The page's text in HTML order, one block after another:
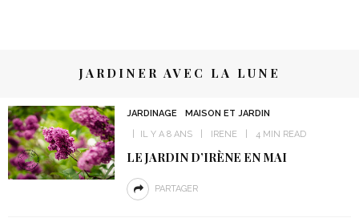
JARDINER AVEC LA LUNE
JARDINAGE
MAISON ET JARDIN
IL Y A 8 ANS
IRENE 4 MIN READ
LE JARDIN D’IRÈNE EN MAI
PARTAGER